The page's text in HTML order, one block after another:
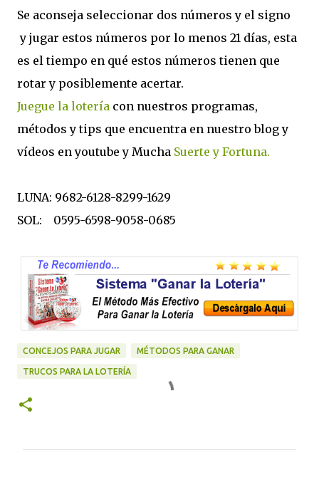
Se aconseja seleccionar dos números y el signo
y jugar estos números por lo menos 21 días, esta
es el tiempo en qué estos números tienen que
rotar y posiblemente acertar.
Juegue la lotería con nuestros programas,
métodos y tips que encuentra en nuestro blog y
vídeos en youtube y Mucha Suerte y Fortuna.
LUNA: 9682-6128-8299-1629
SOL: 0595-6598-9058-0685
CONCEJOS PARA JUGAR MÉTODOS PARA GANAR
TRUCOS PARA LA LOTERÍA